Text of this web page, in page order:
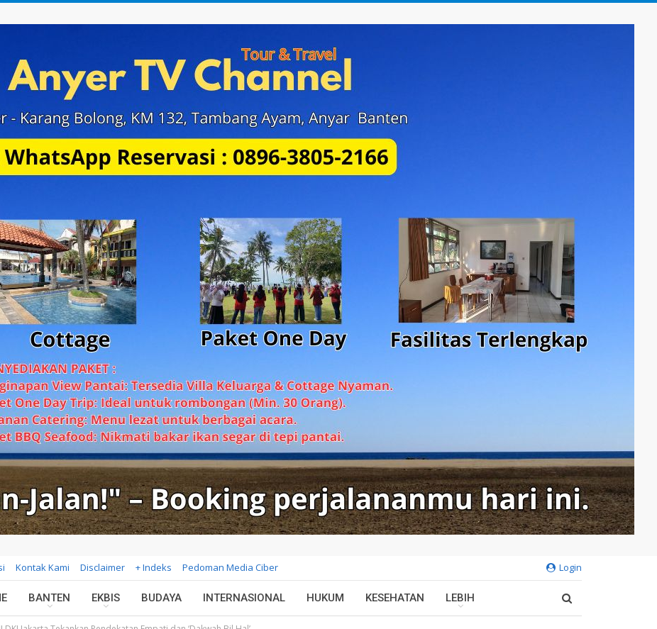
Login
Kontak Kami Disclaimer + Indeks Pedoman Media Ciber
BANTEN EKBIS BUDAYA INTERNASIONAL HUKUM KESEHATAN LEBIH